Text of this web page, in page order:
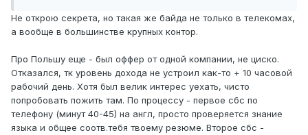
Не открою секрета, но такая же байда не только в телекомах,
а вообще в большинстве крупных контор.
Про Польшу еще - был оффер от одной компании, не циско.
Отказался, тк уровень дохода не устроил как-то + 10 часовой
рабочий день. Хотя был велик интерес уехать, чисто
попробовать пожить там. По процессу - первое сбс по
телефону (минут 40-45) на англ, просто проверяется знание
языка и общее соотв.тебя твоему резюме. Второе сбс -